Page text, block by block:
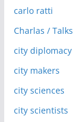
carlo ratti
Charlas / Talks
city diplomacy
city makers
city sciences
city scientists